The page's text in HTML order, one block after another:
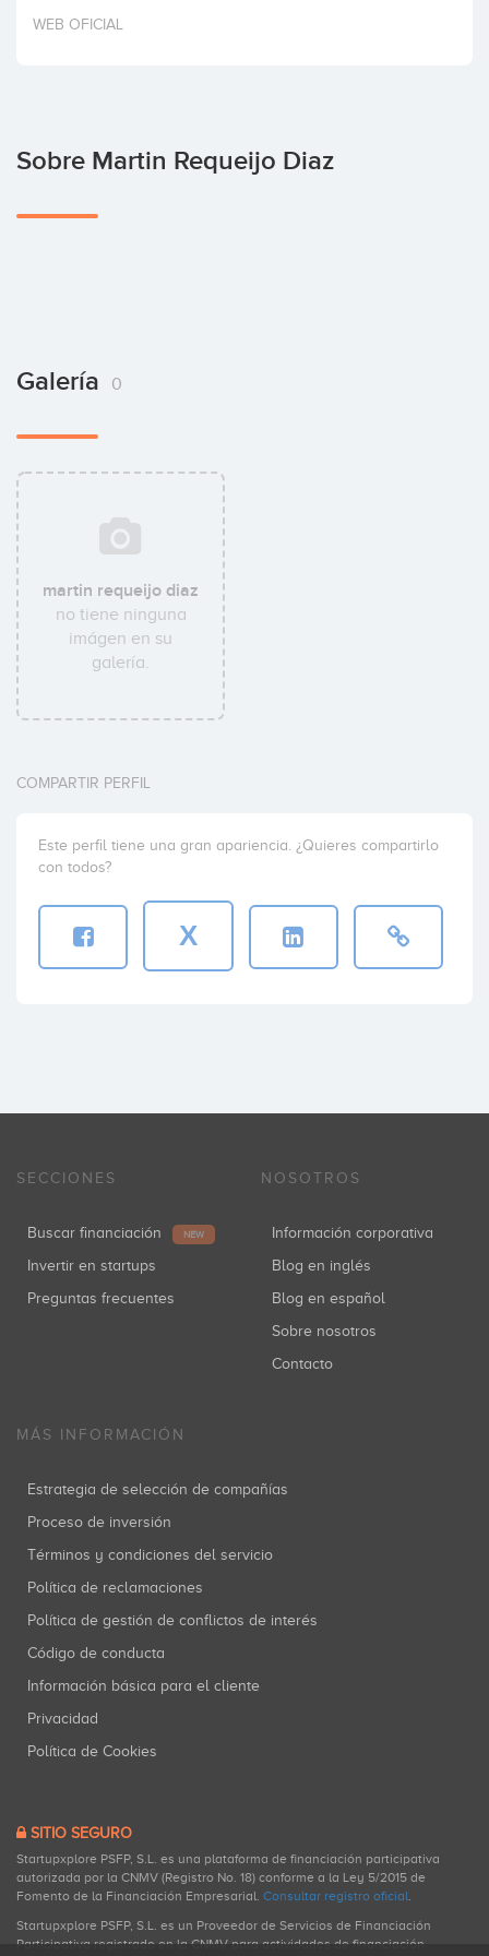
Invertir
WEB OFICIAL
Sobre Martin Requeijo Diaz
Galería 0
martin requeijo diaz
no tiene ninguna
imágen en su
galería.
COMPARTIR PERFIL
Este perfil tiene una gran apariencia. ¿Quieres compartirlo
con todos?
X
SECCIONES
Buscar financiación NEW
Invertir en startups
Preguntas frecuentes
NOSOTROS
Información corporativa
Blog en inglés
Blog en español
Sobre nosotros
Contacto
MÁS INFORMACIÓN
Estrategia de selección de compañías
Proceso de inversión
Términos y condiciones del servicio
Política de reclamaciones
Política de gestión de conflictos de interés
Código de conducta
Información básica para el cliente
Privacidad
Política de Cookies
SITIO SEGURO
Startupxplore PSFP, S.L. es una plataforma de financiación participativa
autorizada por la CNMV (Registro No. 18) conforme a la Ley 5/2015 de
Fomento de la Financiación Empresarial. Consultar registro oficial.
Startupxplore PSFP, S.L. es un Proveedor de Servicios de Financiación
Participativa registrado en la CNMV para actividades de financiación